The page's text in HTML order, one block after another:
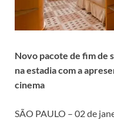
Novo pacote de fim de
na estadia com a
cinema
SÃO PAULO – 02 de